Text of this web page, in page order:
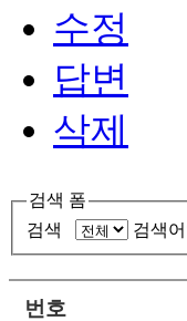
수정
답변
삭제
검색 폼
검색
검색
번호